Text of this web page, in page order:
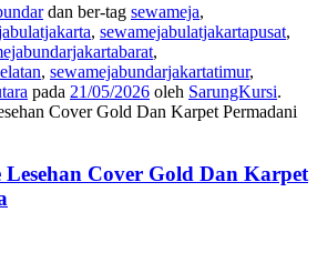
dan ber-tag sewameja,
, sewamejabulatjakartapusat,
,
, sewamejabundarjakartatimur,
pada 21/05/2026 oleh SarungKursi.
Lesehan Cover Gold Dan Karpet